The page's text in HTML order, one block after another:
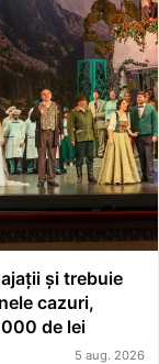
și trebuie
cazuri,
de lei
5 aug. 2026